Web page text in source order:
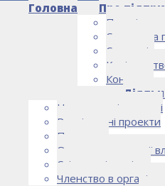
Головна
Про
Про
Структура
Стратегія
Контакти
Напрямки діяльності
Реалізовані проекти
Партнери
Органи державної
Спільна діяльність
Членство в
НОВИНИ